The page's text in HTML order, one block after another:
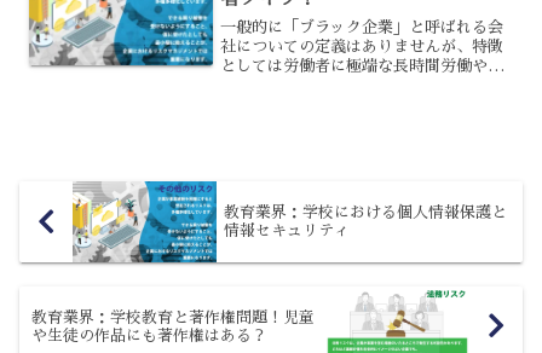
一般的に「ブラック企業」と呼ばれる会
社についての定義はありませんが、特徴
としては労働者に極端な長時間労働やノ
教育業界：学校における個人情報保護と
情報セキュリティ
教育業界：学校教育と著作権問題！児童
や生徒の作品にも著作権はある？